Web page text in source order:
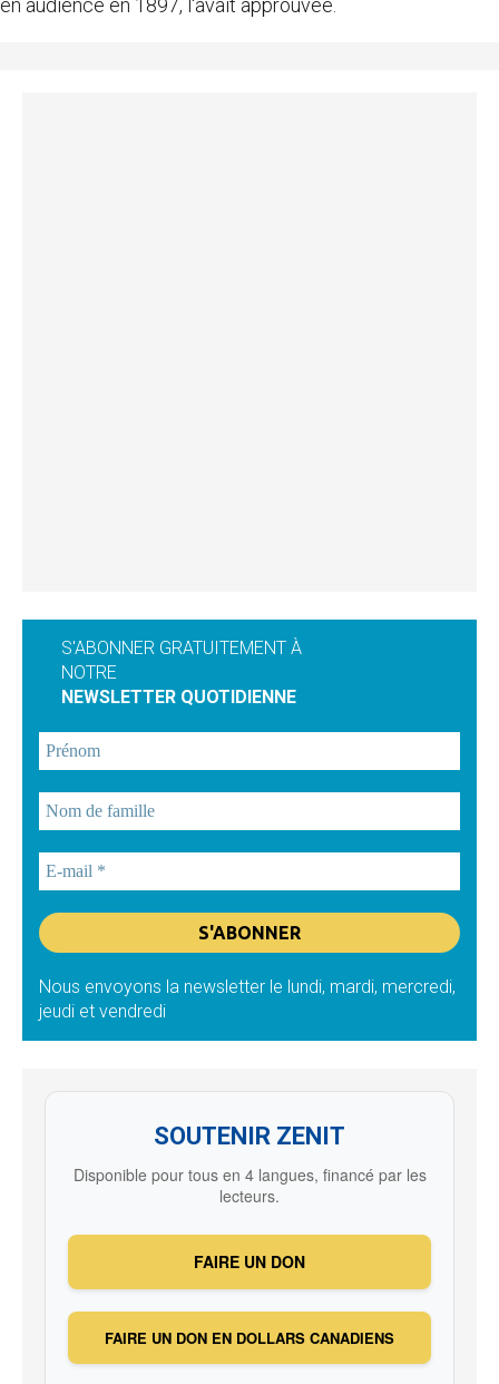
en audience en 1897, l'avait approuvée.
S'ABONNER GRATUITEMENT À
NOTRE
NEWSLETTER QUOTIDIENNE
Nous envoyons la newsletter le lundi, mardi, mercredi,
jeudi et vendredi
SOUTENIR ZENIT
Disponible pour tous en 4 langues, financé par les
lecteurs.
FAIRE UN DON
FAIRE UN DON EN DOLLARS CANADIENS